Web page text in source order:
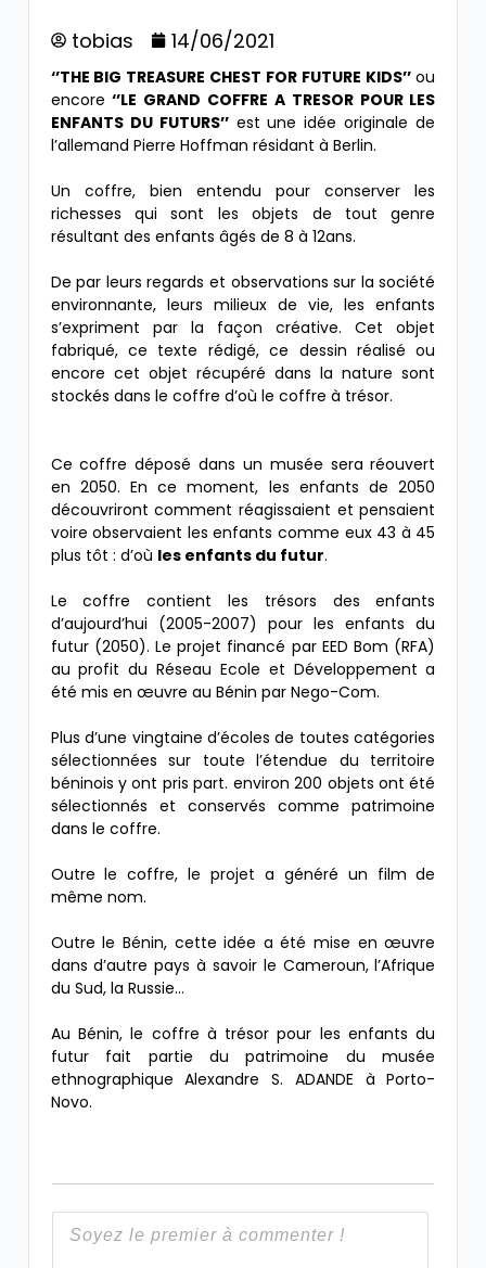
tobias 14/06/2021
‘’THE BIG TREASURE CHEST FOR FUTURE KIDS’’ou
encore‘’LE GRAND COFFRE A TRESOR POUR LES
ENFANTS DU FUTURS’’est une idée originale de
l’allemand Pierre Hoffman résidant à Berlin.
Un coffre, bien entendu pour conserver les
richesses qui sont les objets de tout genre
résultant des enfants âgés de 8 à 12ans.
De par leurs regards et observations sur la société
environnante, leurs milieux de vie, les enfants
s’expriment par la façon créative. Cet objet
fabriqué, ce texte rédigé, ce dessin réalisé ou
encore cet objet récupéré dans la nature sont
stockés dans le coffre d’où le coffre à trésor.
Ce coffre déposé dans un musée sera réouvert
en 2050. En ce moment, les enfants de 2050
découvriront comment réagissaient et pensaient
voire observaient les enfants comme eux 43 à 45
plus tôt : d’où les enfants du futur.
Le coffre contient les trésors des enfants
d’aujourd’hui (2005-2007) pour les enfants du
futur (2050). Le projet financé par EED Bom (RFA)
au profit du Réseau Ecole et Développement a
été mis en œuvre au Bénin par Nego-Com.
Plus d’une vingtaine d’écoles de toutes catégories
sélectionnées sur toute l’étendue du territoire
béninois y ont pris part. environ 200 objets ont été
sélectionnés et conservés comme patrimoine
dans le coffre.
Outre le coffre, le projet a généré un film de
même nom.
Outre le Bénin, cette idée a été mise en œuvre
dans d’autre pays à savoir le Cameroun, l’Afrique
du Sud, la Russie…
Au Bénin, le coffre à trésor pour les enfants du
futur fait partie du patrimoine du musée
ethnographique Alexandre S. ADANDE à Porto-
Novo.